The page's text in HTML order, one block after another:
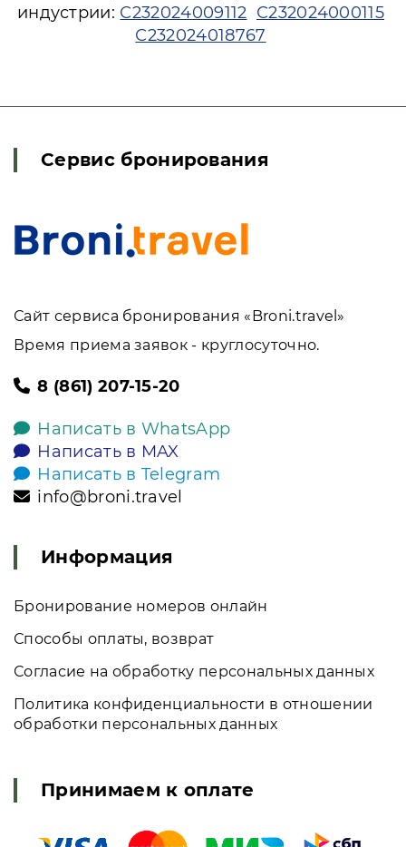
индустрии: С232024009112 С232024000115
С232024018767
Сервис бронирования
Сайт сервиса бронирования «Broni.travel»
Время приема заявок - круглосуточно.
8 (861) 207-15-20
Написать в WhatsApp
Написать в MAX
Написать в Telegram
info@broni.travel
Информация
Бронирование номеров онлайн
Способы оплаты, возврат
Согласие на обработку персональных данных
Политика конфиденциальности в отношении
обработки персональных данных
Принимаем к оплате